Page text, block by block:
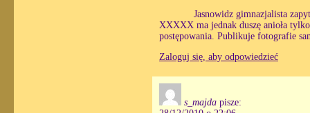
Jasnowidz gimnazjalista
XXXXX ma jednak duszę anioła
postępowania. Publikuje fotografie
Zaloguj się, aby odpowiedzieć
s_majda pisze: